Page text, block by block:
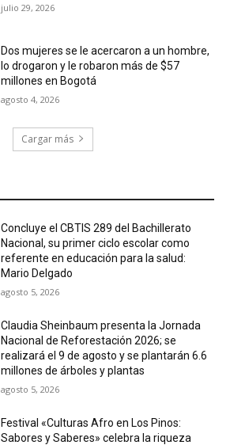
julio 29, 2026
Dos mujeres se le acercaron a un hombre,
lo drogaron y le robaron más de $57
millones en Bogotá
agosto 4, 2026
Cargar más
Concluye el CBTIS 289 del Bachillerato
Nacional, su primer ciclo escolar como
referente en educación para la salud:
Mario Delgado
agosto 5, 2026
Claudia Sheinbaum presenta la Jornada
Nacional de Reforestación 2026; se
realizará el 9 de agosto y se plantarán 6.6
millones de árboles y plantas
agosto 5, 2026
Festival «Culturas Afro en Los Pinos:
Sabores y Saberes» celebra la riqueza